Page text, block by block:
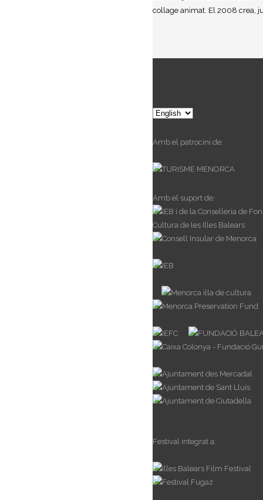
collage animat. El 2008 crea,
Choose
language
Amb el patrocini de:
Amb el suport de:
Festival integrat a: